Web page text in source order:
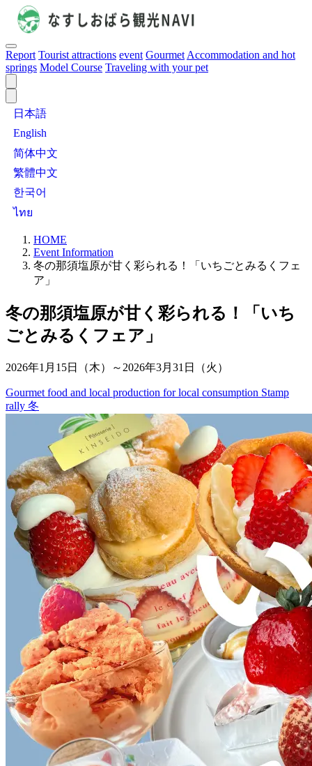
Report Tourist attractions event Gourmet Accommodation and hot
springs Model Course Traveling with your pet
日本語
English
简体中文
繁體中文
한국어
ไทย
HOME
Event Information
冬の那須塩原が甘く彩られる！「いちごとみるくフェ
ア」
冬の那須塩原が甘く彩られる！「いち
ごとみるくフェア」
2026年1月15日（木）～2026年3月31日（火）
Gourmet food and local production for local consumption Stamp
rally 冬